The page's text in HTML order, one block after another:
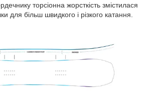
торсіонна жорсткість змістилася
для більш швидкого і різкого катання.